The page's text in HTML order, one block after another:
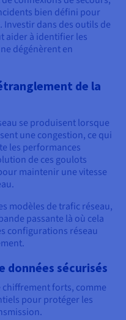
bien défini pour
dans des outils de
aider à identifier les
dégénèrent en
de la
se produisent lorsque
une congestion, ce qui
les performances
de ces goulots
maintenir une vitesse
modèles de trafic réseau,
passante là où cela
configurations réseau
données sécurisés
chiffrement forts, comme
pour protéger les